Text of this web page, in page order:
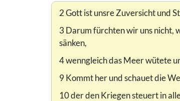
2 Gott ist unsre Zuversicht und
3 Darum fürchten wir uns nicht,
sänken,
4 wenngleich das Meer wütete
9 Kommt her und schauet die
10 der den Kriegen steuert in